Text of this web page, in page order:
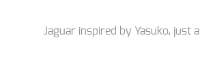
Jaguar inspired by Yasuko, just a